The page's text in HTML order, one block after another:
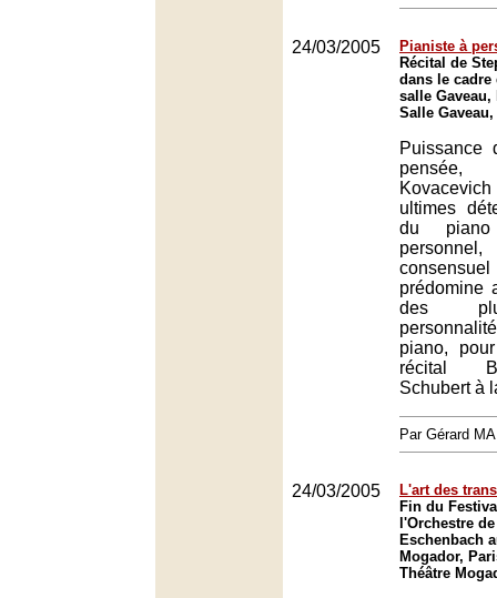
24/03/2005
Pianiste à
Récital de
dans le cadre
salle Gaveau,
Salle
ultimes
du
consensuel
prédomine
des
piano,
récital
Schubert à
Par Gérard
24/03/2005
L'art des
Fin du
l'Orchestre
Eschenbach
Mogador,
Théâtre